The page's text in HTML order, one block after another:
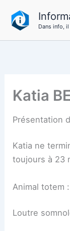
contenu
Dans info,
Katia
Présentation
Katia ne
toujours à 23
Animal totem :
Loutre